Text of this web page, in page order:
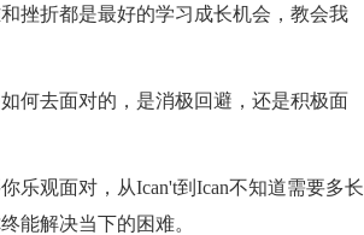
挫折都是最好的学习成长机会，教会我
何去面对的，是消极回避，还是积极面
乐观面对，从Ican't到Ican不知道需要多长
能解决当下的困难。